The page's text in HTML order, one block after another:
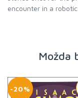
encounter in a
Možda
-20%